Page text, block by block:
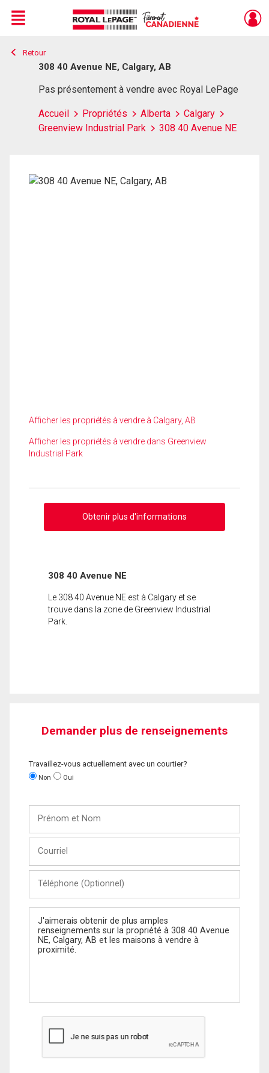
Live
En Direct
Menu
Retour
308 40 Avenue NE, Calgary, AB
Pas présentement à vendre avec Royal LePage
Accueil Propriétés Alberta
Calgary
Greenview Industrial Park
308 40 Avenue NE
Afficher les propriétés à vendre à Calgary, AB
Afficher les propriétés à vendre dans Greenview
Industrial Park
Obtenir plus d'informations
308 40 Avenue NE
Le 308 40 Avenue NE est à Calgary et se
trouve dans la zone de Greenview Industrial
Park.
Demander plus de renseignements
Travaillez-vous actuellement avec un courtier?
Non Oui
Nom
(Optionnel)
Message